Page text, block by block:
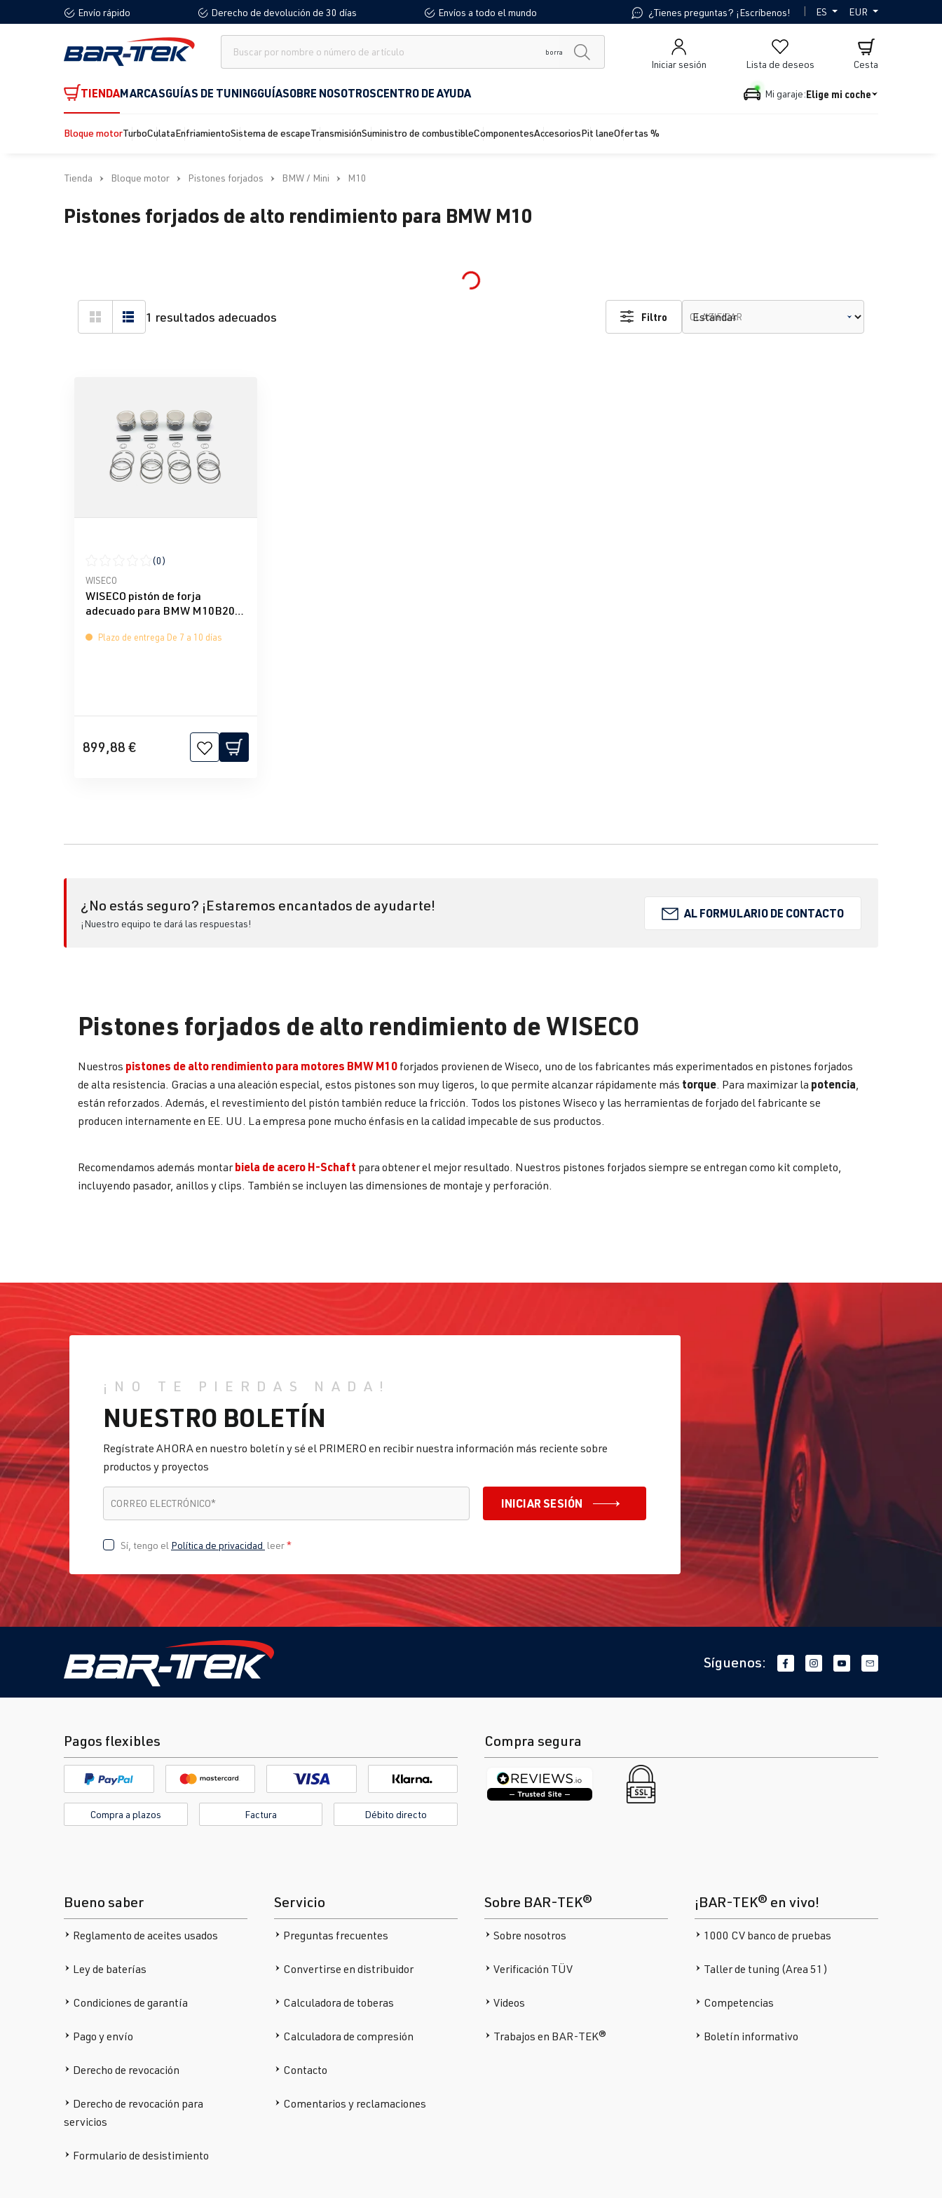
Saltar a la navegación principal
Envío rápido Derecho de devolución de 30 días Envíos a todo el mundo ¿Tienes preguntas? ¡Escríbenos! | ES EUR
borra
Lista de deseos
Iniciar sesión Cesta
TIENDAMARCASGUÍAS DE TUNINGGUÍASOBRE NOSOTROSCENTRO DE AYUDA Mi garaje:Elige mi coche
Bloque motorTurboCulataEnfriamientoSistema de escapeTransmisiónSuministro de combustibleComponentesAccesoriosPit laneOfertas %
Tienda Bloque motor Pistones forjados BMW / Mini M10
Pistones forjados de alto rendimiento para BMW M10
Loading...
1 resultados adecuados Filtro CLASIFICAR
Calificación promedio de 0 de 5 estrellas
(0)
WISECO
WISECO pistón de forja
adecuado para BMW M10B20
Plazo de entrega De 7 a 10 días
899,88 €
¿No estás seguro? ¡Estaremos encantados de ayudarte!
¡Nuestro equipo te dará las respuestas!
AL FORMULARIO DE CONTACTO
Pistones forjados de alto rendimiento de WISECO
Nuestros pistones de alto rendimiento para motores BMW M10 forjados provienen de Wiseco, uno de los fabricantes más experimentados en pistones forjados
de alta resistencia. Gracias a una aleación especial, estos pistones son muy ligeros, lo que permite alcanzar rápidamente más torque. Para maximizar la potencia,
están reforzados. Además, el revestimiento del pistón también reduce la fricción. Todos los pistones Wiseco y las herramientas de forjado del fabricante se
producen internamente en EE. UU. La empresa pone mucho énfasis en la calidad impecable de sus productos.
Recomendamos además montarbiela de acero H-Schaft para obtener el mejor resultado. Nuestros pistones forjados siempre se entregan como kit completo,
incluyendo pasador, anillos y clips. También se incluyen las dimensiones de montaje y perforación.
¡NO TE PIERDAS NADA!
NUESTRO BOLETÍN
Regístrate AHORA en nuestro boletín y sé el PRIMERO en recibir nuestra información más reciente sobre
productos y proyectos
CORREO ELECTRÓNICO* INICIAR SESIÓN
Sí, tengo el Política de privacidad leer*
Síguenos:
Pagos flexibles
Compra a plazos Factura Débito directo
Compra segura
Bueno saber
Reglamento de aceites usados
Ley de baterías
Condiciones de garantía
Pago y envío
Derecho de revocación
Derecho de revocación para
servicios
Formulario de desistimiento
Servicio
Preguntas frecuentes
Convertirse en distribuidor
Calculadora de toberas
Calculadora de compresión
Contacto
Comentarios y reclamaciones
Sobre BAR-TEK®
Sobre nosotros
Verificación TÜV
Videos
Trabajos en BAR-TEK®
¡BAR-TEK® en vivo!
1000 CV banco de pruebas
Taller de tuning (Area 51)
Competencias
Boletín informativo